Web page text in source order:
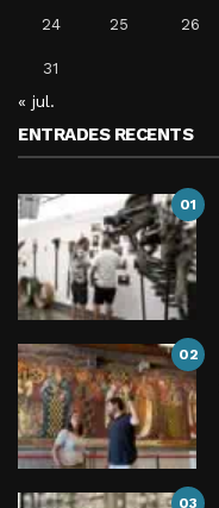
24 25 26
31
« jul.
ENTRADES RECENTS
01
02
03